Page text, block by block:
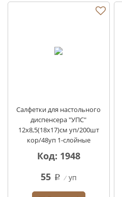
Салфетки для настольного
диспенсера "УПС"
12х8,5(18х17)см уп/200шт
кор/48уп 1-слойные
Код: 1948
55 q уп